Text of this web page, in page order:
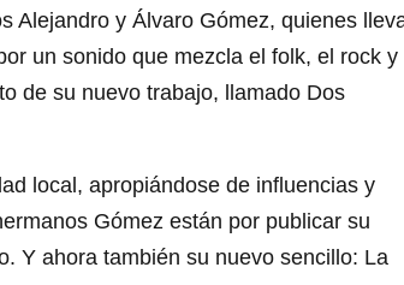
Alejandro y Álvaro Gómez, quienes
un sonido que mezcla el folk, el rock y
de su nuevo trabajo, llamado Dos
local, apropiándose de influencias y
Gómez están por publicar su
Y ahora también su nuevo sencillo: La